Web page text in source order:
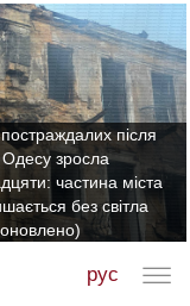
постраждалих після
зросла
частина міста
без світла
рус